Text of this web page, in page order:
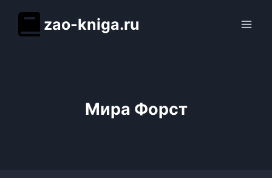
содержимому
zao-kniga.ru
Мира Форст